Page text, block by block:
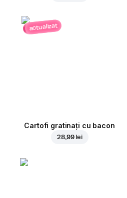
actualizat
Cartofi gratinați cu bacon
28,99 lei